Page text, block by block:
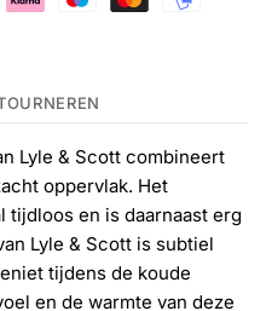
Lyle & Scott combineert
oppervlak. Het
tijdloos en is daarnaast erg
Lyle & Scott is subtiel
tijdens de koude
en de warmte van deze